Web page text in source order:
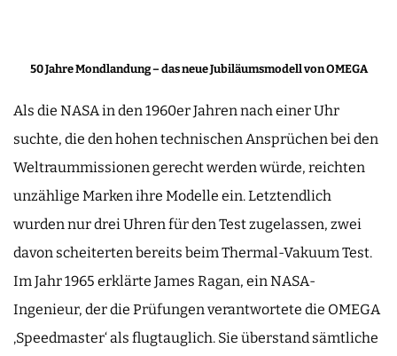
50 Jahre Mondlandung – das neue Jubiläumsmodell von OMEGA
Als die NASA in den 1960er Jahren nach einer Uhr
suchte, die den hohen technischen Ansprüchen bei den
Weltraummissionen gerecht werden würde, reichten
unzählige Marken ihre Modelle ein. Letztendlich
wurden nur drei Uhren für den Test zugelassen, zwei
davon scheiterten bereits beim Thermal-Vakuum Test.
Im Jahr 1965 erklärte James Ragan, ein NASA-
Ingenieur, der die Prüfungen verantwortete die OMEGA
‚Speedmaster‘ als flugtauglich. Sie überstand sämtliche